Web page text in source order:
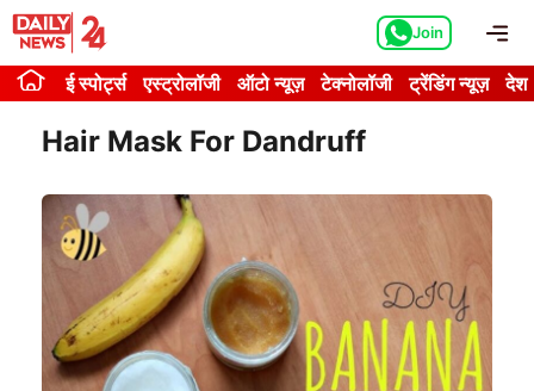
Skip
content
Join
ई स्पोर्ट्स एस्ट्रोलॉजी ऑटो न्यूज़ टेक्नोलॉजी ट्रेंडिंग न्यूज़ देश
Hair Mask For Dandruff